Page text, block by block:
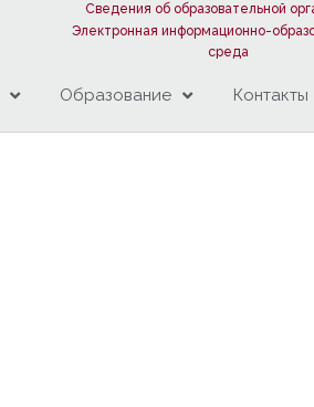
Сведения об образовательной
Электронная информационно-
среда
Образование Контакты